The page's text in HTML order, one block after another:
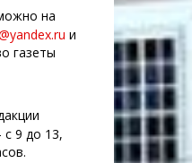
на
и
газеты
с 9 до 13,